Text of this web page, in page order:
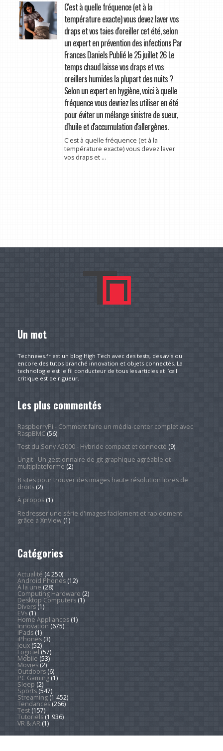
C'est à quelle fréquence (et à la
température exacte) vous devez laver vos
draps et vos taies d'oreiller cet été, selon
un expert en prévention des infections Par
Frances Daniels Publié le 25 juillet 26 Le
temps chaud laisse vos draps et vos
oreillers humides la plupart des nuits ?
Selon un expert en hygiène, voici à quelle
fréquence vous devriez les utiliser en été
pour éviter un mélange sinistre de sueur,
d'huile et d'accumulation d'allergènes.
C'est à quelle fréquence (et à la
température exacte) vous devez laver
vos draps et ...
Un mot
Technews.fr est un blog High Tech avec des tests, des avis ou
encore des tutos branché innovation et objets connectés. La
technologie est le fil conducteur de tous les articles et l’œil
critique est de rigueur.
Les plus commentés
RaspberryPi - Comment faire un média-center complet avec
RaspBMC(56)
Test du Sony A5000 - Hybride compact et connecté (9)
Ungit - Un gestionnaire de git graphique agréable et
multiplateforme (2)
8 sites pour trouver des images haute résolution libres de
droits(2)
À propos(1)
Redresser une série d'images facilement et rapidement
grâce à XnView(1)
Catégories
Actualité (4 250)
Android Phones(12)
À la une (28)
Computing Hardware (2)
Desktop Computers(1)
Divers(1)
EVs(1)
Home Appliances(1)
Innovation (675)
iPads(1)
iPhones(3)
Jeux(52)
Logiciel (57)
Mobile (53)
Movies(2)
Outdoors(6)
PC Gaming(1)
Sleep (2)
Sports(547)
Streaming(1 452)
Tendances(266)
Test(157)
Tutoriels(1 936)
VR & AR(1)